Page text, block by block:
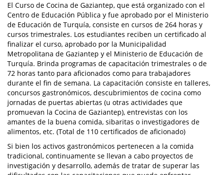
El Curso de Cocina de Gaziantep, que está organizado con el
Centro de Educación Pública y fue aprobado por el Ministerio
de Educación de Turquía, consiste en cursos de 264 horas y
cursos trimestrales. Los estudiantes reciben un certificado al
finalizar el curso, aprobado por la Municipalidad
Metropolitana de Gaziantep y el Ministerio de Educación de
Turquía. Brinda programas de capacitación trimestrales o de
72 horas tanto para aficionados como para trabajadores
durante el fin de semana. La capacitación consiste en talleres,
concursos gastronómicos, descubrimientos de cocina como
jornadas de puertas abiertas (u otras actividades que
promuevan la Cocina de Gaziantep), entrevistas con los
amantes de la buena comida, sibaritas o investigadores de
alimentos, etc. (Total de 110 certificados de aficionado)
Si bien los activos gastronómicos pertenecen a la comida
tradicional, continuamente se llevan a cabo proyectos de
investigación y desarrollo, además de tratar de superar las